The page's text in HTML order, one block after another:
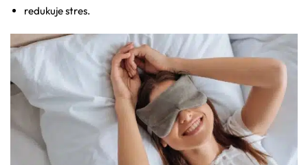
redukuje stres.